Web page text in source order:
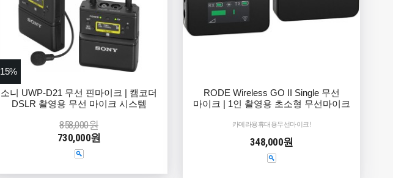
15%
소니 UWP-D21 무선 핀마이크 | 캠코더
DSLR 촬영용 무선 마이크 시스템
858,000원
730,000원
RODE Wireless GO II Single 무선
마이크 | 1인 촬영용 초소형 무선마이크
카메라용휴대용무선마이크!
348,000원